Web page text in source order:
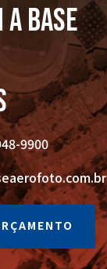
A BASE
9900